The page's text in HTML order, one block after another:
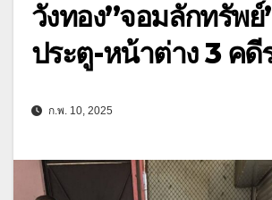
วังทอง”จอมลักทรัพย์
ประตู-หน้าต่าง 3 คดี
ก.พ. 10, 2025